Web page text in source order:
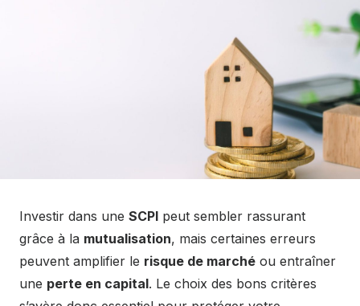
Investir dans une SCPI peut sembler rassurant
grâce à la mutualisation, mais certaines erreurs
peuvent amplifier le risque de marché ou entraîner
une perte en capital. Le choix des bons critères